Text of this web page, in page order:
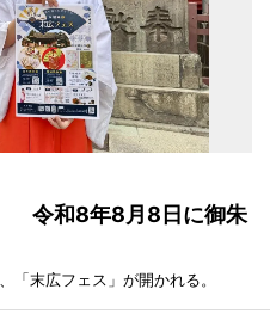
令和8年8月8日に御朱
「末広フェス」が開かれる。